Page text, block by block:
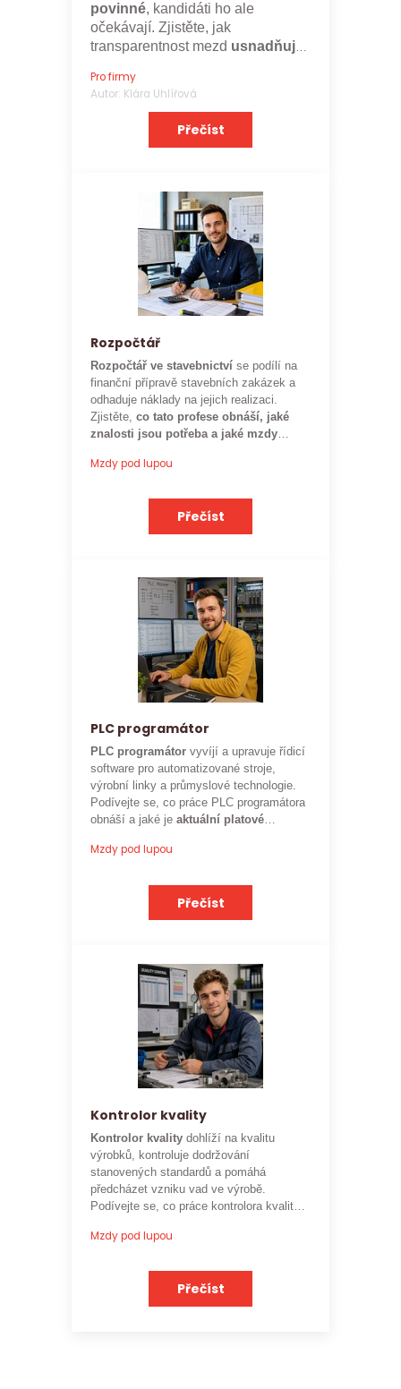
povinné, kandidáti ho ale
očekávají. Zjistěte, jak
transparentnost mezd usnadňuje
zaměstnavatele.
Pro firmy
Autor: Klára Uhlířová
Přečíst
Rozpočtář
Rozpočtář ve stavebnictví se podílí na
finanční přípravě stavebních zakázek a
odhaduje náklady na jejich realizaci.
Zjistěte, co tato profese obnáší, jaké
znalosti jsou potřeba a jaké mzdy
očekávat.
Mzdy pod lupou
Přečíst
PLC programátor
PLC programátorvyvíjí a upravuje řídicí
software pro automatizované stroje,
výrobní linky a průmyslové technologie.
Podívejte se, co práce PLC programátora
obnáší a jaké jeaktuální platové
Mzdy pod lupou
Přečíst
Kontrolor kvality
Kontrolor kvalitydohlíží na kvalitu
výrobků, kontroluje dodržování
stanovených standardů a pomáhá
předcházet vzniku vad ve výrobě.
Podívejte se, co práce kontrolora kvality
ohodnocení této profese
Mzdy pod lupou
Přečíst